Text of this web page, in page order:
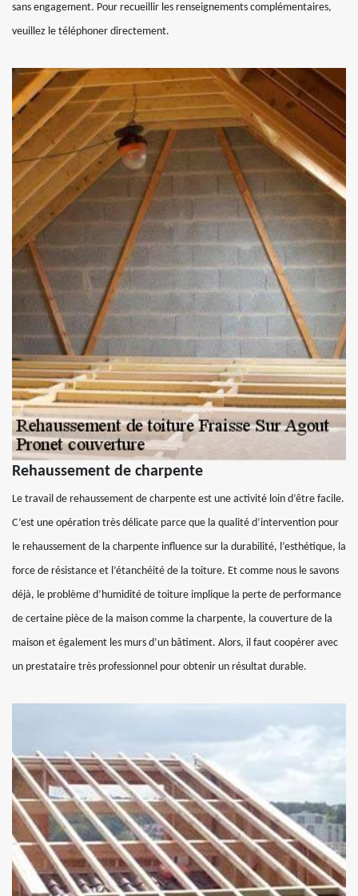
sans engagement. Pour recueillir les renseignements complémentaires,
veuillez le téléphoner directement.
Rehaussement de charpente
Le travail de rehaussement de charpente est une activité loin d’être facile.
C’est une opération très délicate parce que la qualité d’intervention pour
le rehaussement de la charpente influence sur la durabilité, l’esthétique, la
force de résistance et l’étanchéité de la toiture. Et comme nous le savons
déjà, le problème d’humidité de toiture implique la perte de performance
de certaine pièce de la maison comme la charpente, la couverture de la
maison et également les murs d’un bâtiment. Alors, il faut coopérer avec
un prestataire très professionnel pour obtenir un résultat durable.